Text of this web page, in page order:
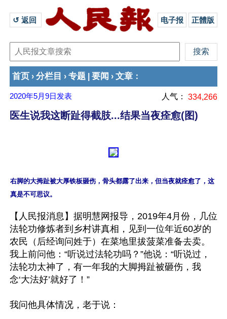
↺ 返回 电子报 正體版
首页 › 分栏目 › 专题 要闻 › 文章 ：
2020年5月9日 发表 人气： 334,266
医生说我这断趾得截肢...结果当夜痊愈(图)
右脚的大拇趾被大厚铁板砸伤，骨头都露了出来，但当夜就痊愈了，这
【人民报消息】据明慧网报导，2019年4月份，几位
法轮功修炼者到乡村讲真相，见到一位年近60岁的
农民（后经询问姓于）在菜地里拔菠菜准备去卖。
我上前问他：“听说过法轮功吗？”他说：“听说过，
法轮功太神了，有一年我的大脚拇趾被砸伤，我
念‘大法好’就好了！”
我问他具体情况，老于说：